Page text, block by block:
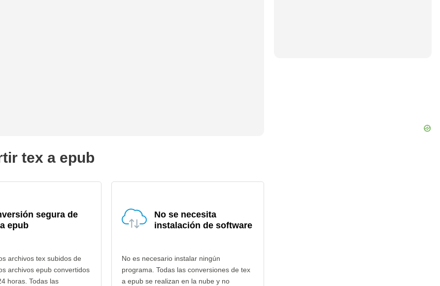
tex a epub
segura de
epub
archivos tex subidos de
archivos epub convertidos
horas. Todas las
No se necesita
instalación de software
No es necesario instalar ningún
programa. Todas las conversiones de tex
a epub se realizan en la nube y no